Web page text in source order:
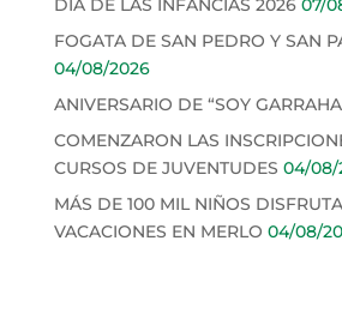
DÍA DE LAS INFANCIAS 2026 07/
FOGATA DE SAN PEDRO Y SAN
04/08/2026
ANIVERSARIO DE “SOY
COMENZARON LAS
CURSOS DE JUVENTUDES 04/08/
MÁS DE 100 MIL NIÑOS
VACACIONES EN MERLO 04/08/